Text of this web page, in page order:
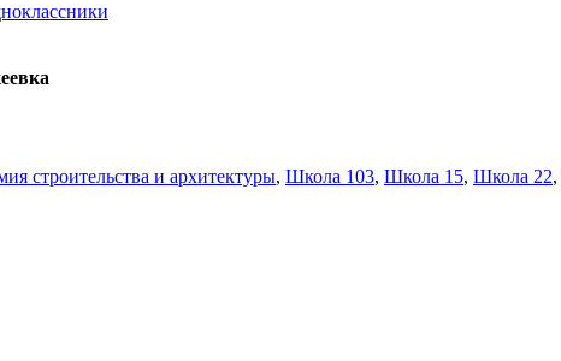
строительства и архитектуры, Школа 103, Школа 15, Школа 22,